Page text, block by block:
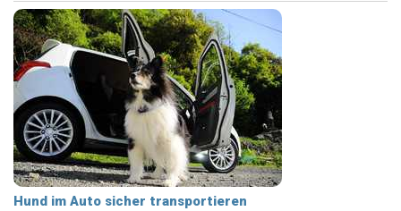
Hund im Auto sicher transportieren